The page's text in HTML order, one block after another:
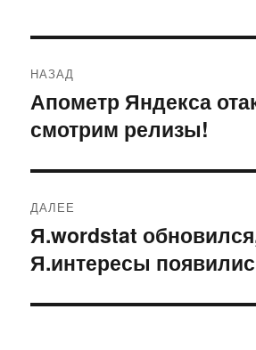
по
записям
НАЗАД
Предыдущая
запись:
Апометр Яндекса
смотрим релизы!
ДАЛЕЕ
Следующая
запись:
Я.wordstat
Я.интересы